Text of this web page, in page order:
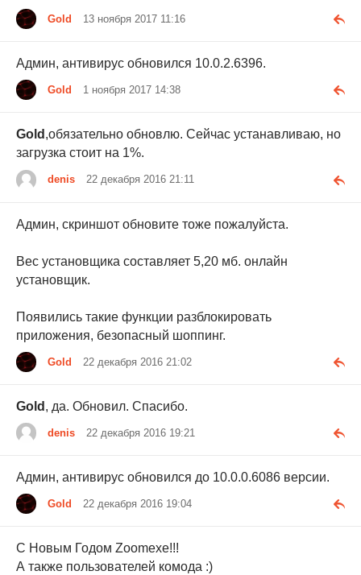
Gold 13 ноября 2017 11:16
Админ, антивирус обновился 10.0.2.6396.
Gold 1 ноября 2017 14:38
Gold ,обязательно обновлю. Сейчас устанавливаю, но
загрузка стоит на 1%.
denis 22 декабря 2016 21:11
Админ, скриншот обновите тоже пожалуйста.
Вес установщика составляет 5,20 мб. онлайн
установщик.
Появились такие функции разблокировать
приложения, безопасный шоппинг.
Gold 22 декабря 2016 21:02
Gold , да. Обновил. Спасибо.
denis 22 декабря 2016 19:21
Админ, антивирус обновился до 10.0.0.6086 версии.
Gold 22 декабря 2016 19:04
С Новым Годом Zoomexe!!!
А также пользователей комода :)